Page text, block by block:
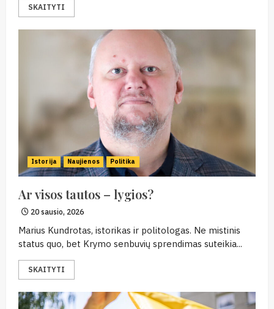
SKAITYTI
Istorija Naujienos Politika
Ar visos tautos – lygios?
20 sausio, 2026
Marius Kundrotas, istorikas ir politologas. Ne mistinis
status quo, bet Krymo senbuvių sprendimas suteikia...
SKAITYTI